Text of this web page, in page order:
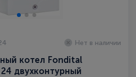
Нет в наличии
котел Fondital
24 двухконтурный